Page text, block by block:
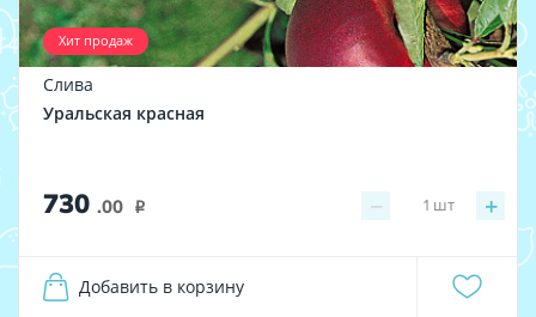
Хит продаж
Слива
Уральская красная
730 .00 i − +
1 шт
Добавить в корзину